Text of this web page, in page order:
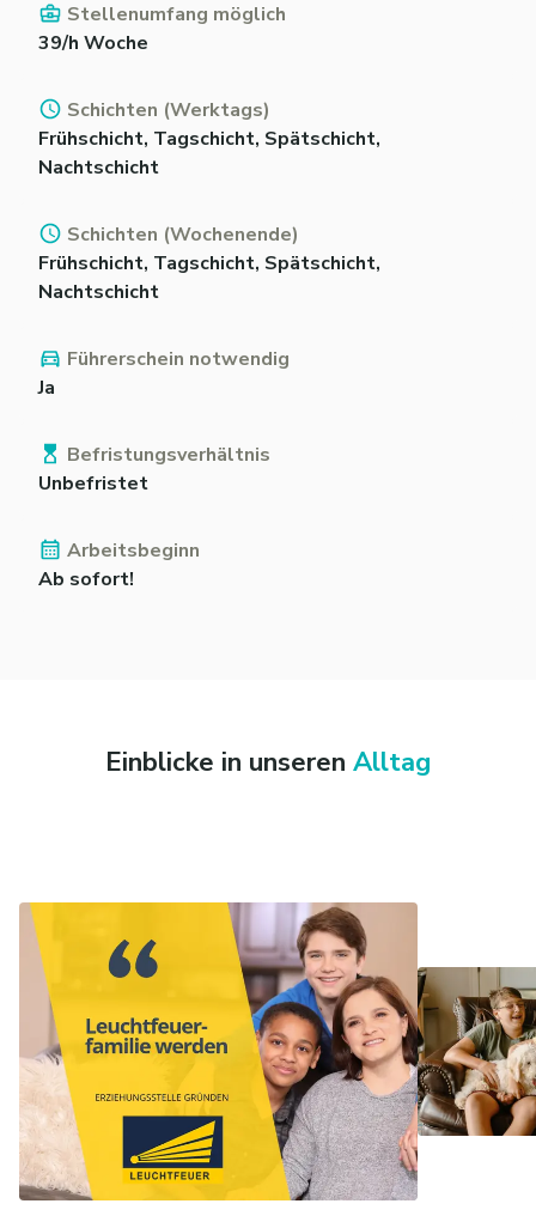
Stellenumfang möglich
39/h Woche
Schichten (Werktags)
Frühschicht, Tagschicht, Spätschicht,
Nachtschicht
Schichten (Wochenende)
Frühschicht, Tagschicht, Spätschicht,
Nachtschicht
Führerschein notwendig
Ja
Befristungsverhältnis
Unbefristet
Arbeitsbeginn
Ab sofort!
Einblicke in unseren Alltag